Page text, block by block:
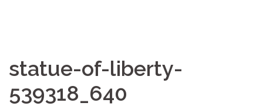
statue-of-liberty-
539318_640